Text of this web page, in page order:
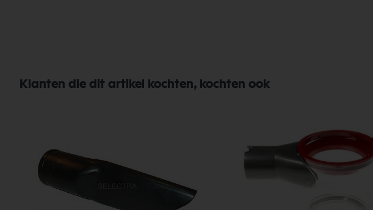
Klanten die dit artikel kochten, kochten ook